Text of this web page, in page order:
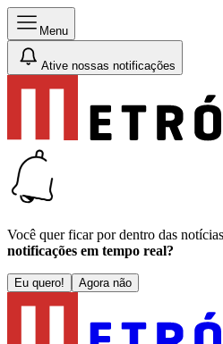
Menu
Ative nossas notificações
Você quer ficar por dentro das
notificações em tempo real?
Eu quero! Agora não